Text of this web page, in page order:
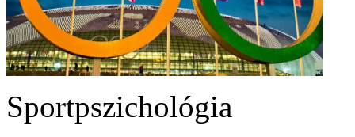
Sportpszichológia